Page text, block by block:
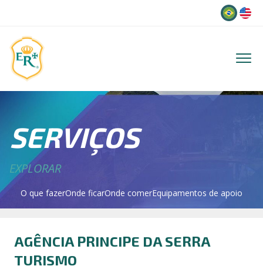
SERVIÇOS
EXPLORAR
O que fazerOnde ficarOnde comerEquipamentos de apoio
AGÊNCIA PRINCIPE DA SERRA
TURISMO